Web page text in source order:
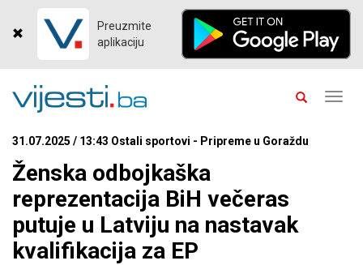
Preuzmite
aplikaciju
31.07.2025 / 13:43 Ostali sportovi - Pripreme u Goraždu
Ženska odbojkaška
reprezentacija BiH večeras
putuje u Latviju na nastavak
kvalifikacija za EP